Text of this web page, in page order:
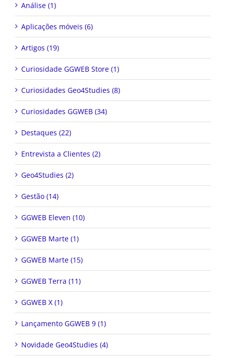
Análise (1)
Aplicações móveis (6)
Artigos (19)
Curiosidade GGWEB Store (1)
Curiosidades Geo4Studies (8)
Curiosidades GGWEB (34)
Destaques (22)
Entrevista a Clientes (2)
Geo4Studies (2)
Gestão (14)
GGWEB Eleven (10)
GGWEB Marte (1)
GGWEB Marte (15)
GGWEB Terra (11)
GGWEB X (1)
Lançamento GGWEB 9 (1)
Novidade Geo4Studies (4)